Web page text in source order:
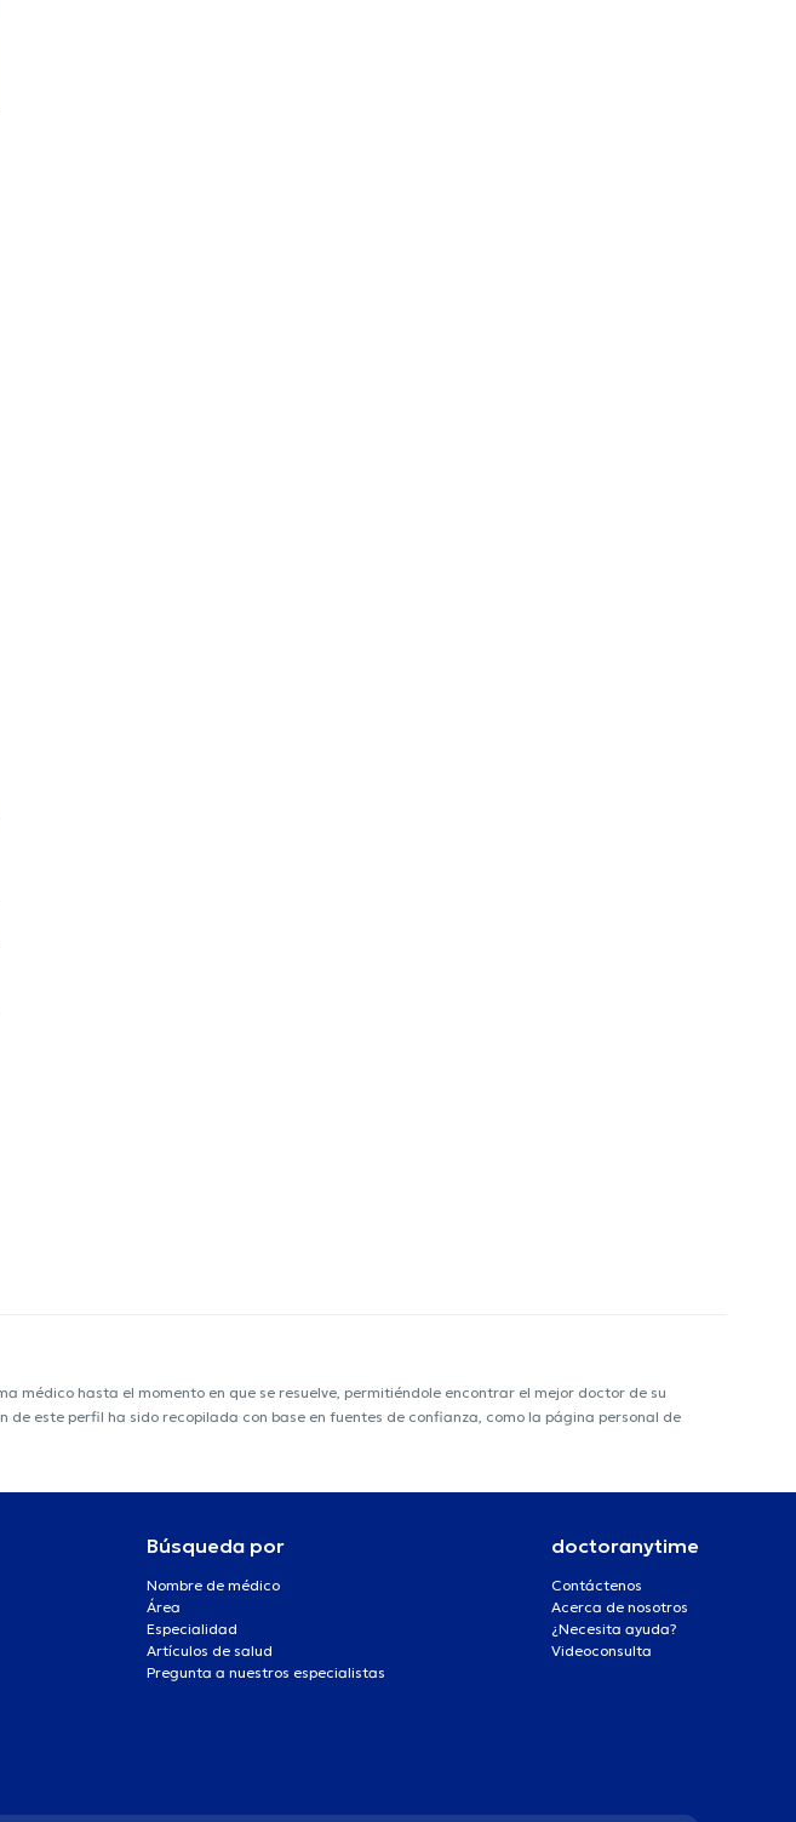
médico hasta el momento en que se resuelve, permitiéndole encontrar el mejor doctor de su
este perfil ha sido recopilada con base en fuentes de confianza, como la página personal de
Búsqueda por
Nombre de médico
Área
Especialidad
Artículos de salud
Pregunta a nuestros especialistas
doctoranytime
Contáctenos
Acerca de nosotros
¿Necesita ayuda?
Videoconsulta